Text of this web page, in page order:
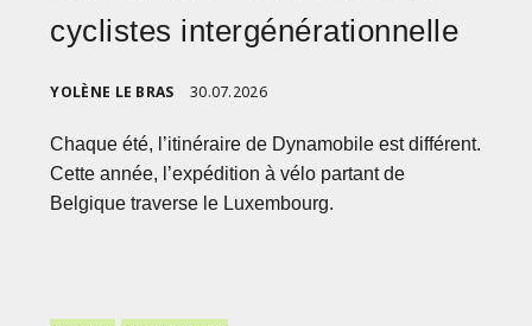
cyclistes intergénérationnelle
YOLÈNE LE BRAS 30.07.2026
Chaque été, l’itinéraire de Dynamobile est différent.
Cette année, l’expédition à vélo partant de
Belgique traverse le Luxembourg.